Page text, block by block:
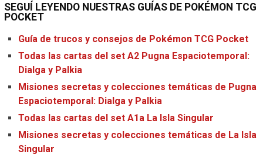
SEGUÍ LEYENDO NUESTRAS GUÍAS DE POKÉMON TCG
POCKET
Guía de trucos y consejos de Pokémon TCG Pocket
Todas las cartas del set A2 Pugna Espaciotemporal:
Dialga y Palkia
Misiones secretas y colecciones temáticas de Pugna
Espaciotemporal: Dialga y Palkia
Todas las cartas del set A1a La Isla Singular
Misiones secretas y colecciones temáticas de La Isla
Singular